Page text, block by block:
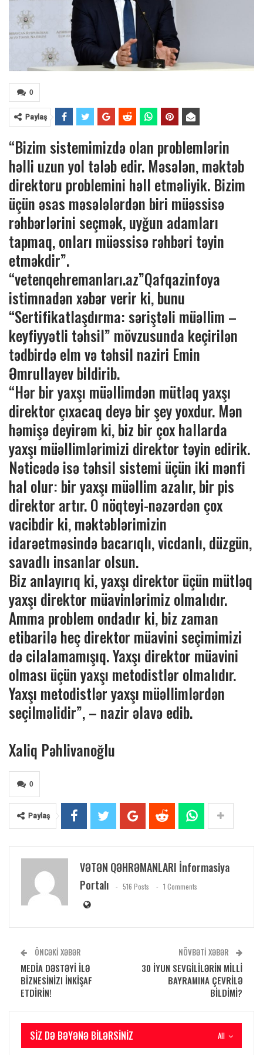
0
Paylaş
“Bizim sistemimizdə olan problemlərin
həlli uzun yol tələb edir. Məsələn, məktəb
direktoru problemini həll etməliyik. Bizim
üçün əsas məsələlərdən biri müəssisə
rəhbərlərini seçmək, uyğun adamları
tapmaq, onları müəssisə rəhbəri təyin
etməkdir”.
“vetenqehremanları.az”Qafqazinfoya
istimnadən xəbər verir ki, bunu
“Sertifikatlaşdırma: səriştəli müəllim –
keyfiyyətli təhsil” mövzusunda keçirilən
tədbirdə elm və təhsil naziri Emin
Əmrullayev bildirib.
“Hər bir yaxşı müəllimdən mütləq yaxşı
direktor çıxacaq deyə bir şey yoxdur. Mən
həmişə deyirəm ki, biz bir çox hallarda
yaxşı müəllimlərimizi direktor təyin edirik.
Nəticədə isə təhsil sistemi üçün iki mənfi
hal olur: bir yaxşı müəllim azalır, bir pis
direktor artır. O nöqteyi-nəzərdən çox
vacibdir ki, məktəblərimizin
idarəetməsində bacarıqlı, vicdanlı, düzgün,
savadlı insanlar olsun.
Biz anlayırıq ki, yaxşı direktor üçün mütləq
yaxşı direktor müavinlərimiz olmalıdır.
Amma problem ondadır ki, biz zaman
etibarilə heç direktor müavini seçimimizi
də cilalamamışıq. Yaxşı direktor müavini
olması üçün yaxşı metodistlər olmalıdır.
Yaxşı metodistlər yaxşı müəllimlərdən
seçilməlidir”, – nazir əlavə edib.
Xaliq Pəhlivanoğlu
0
Paylaş
VƏTƏN QƏHRƏMANLARI İnformasiya
Portalı
516 Posts 1 Comments
ÖNCƏKI XƏBƏR
MEDİA DƏSTƏYİ İLƏ
BİZNESİNİZI İNKİŞAF
ETDİRİN!
NÖVBƏTI XƏBƏR
30 İYUN SEVGİLİLƏRİN MİLLİ
BAYRAMINA ÇEVRİLƏ
BİLDİMİ?
All
SIZ DƏ BƏYƏNƏ BILƏRSINIZ